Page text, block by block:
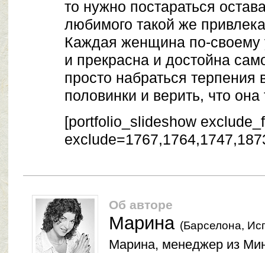
то нужно постараться
любимого такой же
Каждая женщина по-своему
и прекрасна и достойна
просто набраться терпения
половинки и верить, что
[portfolio_slideshow
Об авторе
Марина (Барселона,
Марина, менеджер из